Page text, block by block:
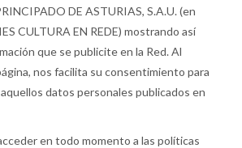
DE ASTURIAS, S.A.U. (en
CULTURA EN REDE) mostrando así
que se publicite en la Red. Al
nos facilita su consentimiento para
datos personales publicados en
en todo momento a las políticas